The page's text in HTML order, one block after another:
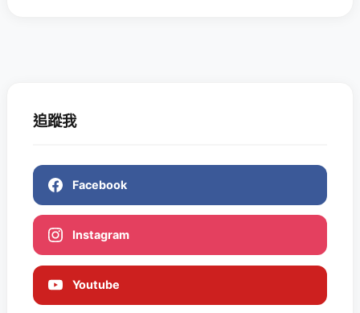
追蹤我
Facebook
Instagram
Youtube